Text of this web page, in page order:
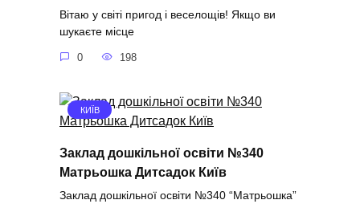
Вітаю у світі пригод і веселощів! Якщо ви
шукаєте місце
0 198
КИЇВ
Заклад дошкільної освіти №340
Матрьошка Дитсадок Київ
Заклад дошкільної освіти №340 “Матрьошка”